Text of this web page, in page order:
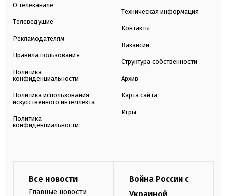
О телеканале
Телеведущие
Рекламодателям
Правила пользования
Политика
конфиденциальности
Политика использования
искусственного интеллекта
Политика
конфиденциальности
Техническая информация
Контакты
Вакансии
Структура собственности
Архив
Карта сайта
Игры
Все новости
Главные новости
Война России с
Украиной